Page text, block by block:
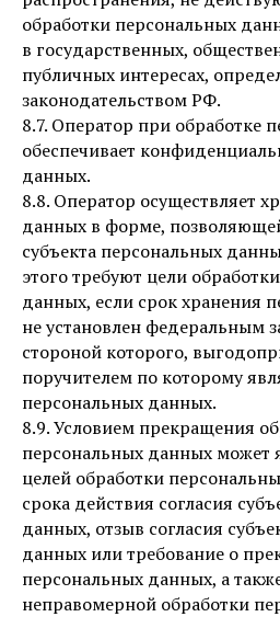
обработки персональных
в государственных,
публичных интересах,
законодательством РФ.
8.7. Оператор при обработке
обеспечивает
данных.
8.8. Оператор осуществляет
данных в форме,
субъекта персональных
этого требуют цели
данных, если срок хранения
не установлен федеральным
стороной которого,
поручителем по которому
персональных данных.
8.9. Условием прекращения
персональных данных может
целей обработки
срока действия согласия
данных, отзыв согласия
данных или требование о
персональных данных, а
неправомерной обработки